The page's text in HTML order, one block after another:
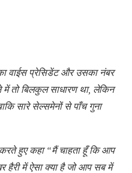
वाईस प्रेसिडेंट और उसका नंबर
तो बिलकुल साधारण था, लेकिन
सारे सेल्समेनों से पाँच गुना
हुए कहा “मैं चाहता हूँ कि आप
में ऐसा क्या है जो आप सब में